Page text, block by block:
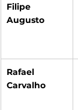
Filipe
Augusto
Rafael
Carvalho